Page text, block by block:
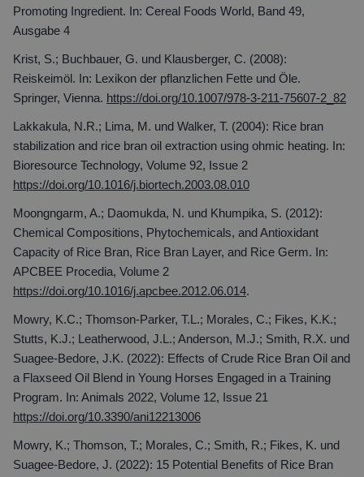
Promoting Ingredient.
In: Cereal Foods World, Band 49,
Ausgabe 4
Krist, S.; Buchbauer, G. und Klausberger, C. (2008):
Reiskeimöl. In: Lexikon der pflanzlichen Fette und Öle.
Springer, Vienna. https://doi.org/10.1007/978-3-211-75607-2_82
Lakkakula, N.R.; Lima, M. und Walker, T. (2004): Rice bran
stabilization and rice bran oil extraction using ohmic heating. In:
Bioresource Technology, Volume 92, Issue 2
https://doi.org/10.1016/j.biortech.2003.08.010
Moongngarm, A.; Daomukda, N. und Khumpika, S. (2012):
Chemical Compositions, Phytochemicals, and Antioxidant
Capacity of Rice Bran, Rice Bran Layer, and Rice Germ. In:
APCBEE Procedia, Volume 2
https://doi.org/10.1016/j.apcbee.2012.06.014.
Mowry, K.C.; Thomson-Parker, T.L.; Morales, C.; Fikes, K.K.;
Stutts, K.J.; Leatherwood, J.L.; Anderson, M.J.; Smith, R.X. und
Suagee-Bedore, J.K. (2022): Effects of Crude Rice Bran Oil and
a Flaxseed Oil Blend in Young Horses Engaged in a Training
Program. In: Animals 2022, Volume 12, Issue 21
https://doi.org/10.3390/ani12213006
Mowry, K.; Thomson, T.; Morales, C.; Smith, R.; Fikes, K. und
Suagee-Bedore, J. (2022): 15 Potential Benefits of Rice Bran